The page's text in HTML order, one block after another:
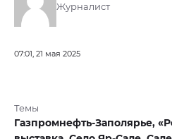
Журналист
07:01, 21 мая 2025
Темы
Газпромнефть-Заполярье,